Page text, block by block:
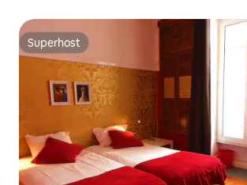
Superhost
Superhost